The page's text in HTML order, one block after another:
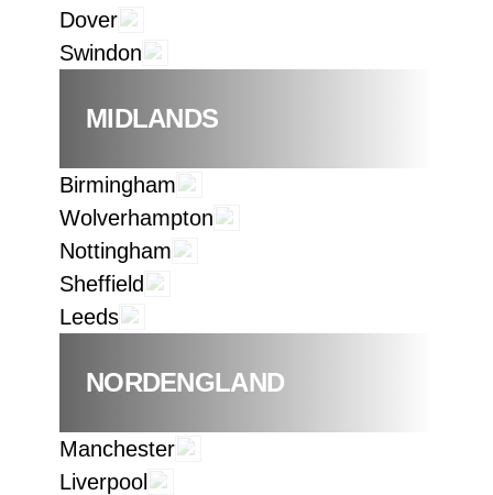
Dover
Swindon
MIDLANDS
Birmingham
Wolverhampton
Nottingham
Sheffield
Leeds
NORDENGLAND
Manchester
Liverpool